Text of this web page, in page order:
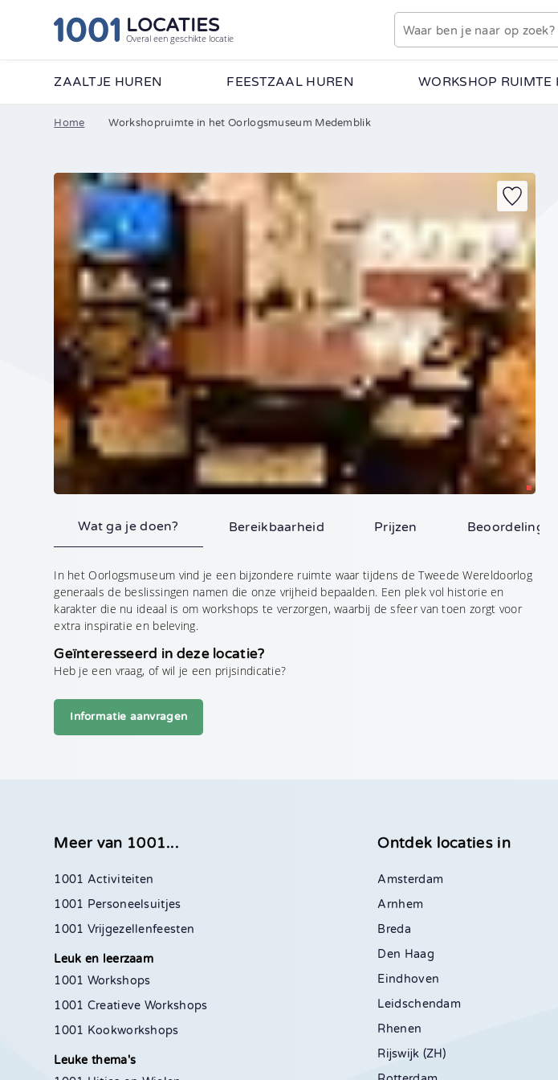
LOCATIES
Overal een geschikte locatie
ZAALTJE HUREN FEESTZAAL HUREN WORKSHOP RUIMTE
Home Workshopruimte in het Oorlogsmuseum Medemblik
Wat ga je doen? Bereikbaarheid Prijzen Beoordelingen
In het Oorlogsmuseum vind je een bijzondere ruimte waar tijdens de Tweede Wereldoorlog
generaals de beslissingen namen die onze vrijheid bepaalden. Een plek vol historie en
karakter die nu ideaal is om workshops te verzorgen, waarbij de sfeer van toen zorgt voor
extra inspiratie en beleving.
Geïnteresseerd in deze locatie?
Heb je een vraag, of wil je een prijsindicatie?
Informatie aanvragen
Wij vertellen je graag hoe deze activiteit eruitziet en
Contactpersoon
Bedrijfsnaam
E-mailadres
Telefoonnummer
Waar kunnen we je mee helpen?
Aanvraag versturen
Geheel vrijblijvend
De met•gemarkeerde velden zijn verplicht. We gaan uiteraard
Meer van 1001...
1001 Activiteiten
1001 Personeelsuitjes
1001 Vrijgezellenfeesten
Leuk en leerzaam
1001 Workshops
1001 Creatieve Workshops
1001 Kookworkshops
Leuke thema's
Ontdek locaties in
Amsterdam
Arnhem
Breda
Den Haag
Eindhoven
Leidschendam
Rhenen
Rijswijk (ZH)